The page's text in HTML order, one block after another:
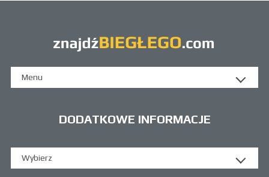
Menu
DODATKOWE INFORMACJE
Wybierz